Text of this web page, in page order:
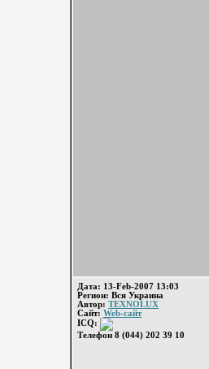
Дата: 13-Feb-2007 13:03
Регион: Вся Украина
Автор: TEXNOLUX
Сайт: Web-сайт
ICQ:
Телефон 8 (044) 202 39 10